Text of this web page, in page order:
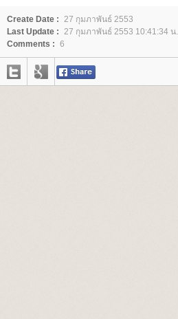
Create Date : 27 กุมภาพันธ์ 2553
Last Update : 27 กุมภาพันธ์ 2553 10:41:34 น.
Comments : 6